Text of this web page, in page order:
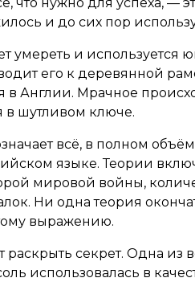
и до сих пор
умереть и
его к деревянной
в Англии. Мрачное
в шутливом ключе.
всё, в полном
языке. Теории
мировой войны,
Ни одна теория
выражению.
раскрыть секрет. Одна
использовалась в